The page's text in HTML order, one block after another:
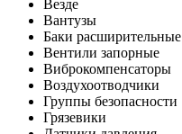
Везде
Вантузы
Баки расширительные
Вентили запорные
Виброкомпенсаторы
Воздухоотводчики
Группы безопасности
Грязевики